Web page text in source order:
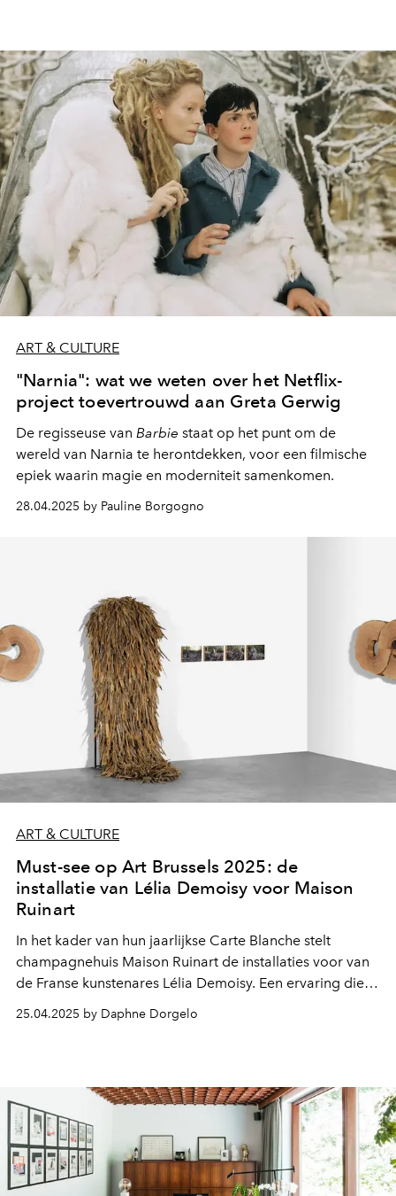
ART & CULTURE
"Narnia": wat we weten over het Netflix-
project toevertrouwd aan Greta Gerwig
De regisseuse van Barbie staat op het punt om de
wereld van Narnia te herontdekken, voor een filmische
epiek waarin magie en moderniteit samenkomen.
28.04.2025 by Pauline Borgogno
ART & CULTURE
Must-see op Art Brussels 2025: de
installatie van Lélia Demoisy voor Maison
Ruinart
In het kader van hun jaarlijkse Carte Blanche stelt
champagnehuis Maison Ruinart de installaties voor van
de Franse kunstenares Lélia Demoisy. Een ervaring die je
bewust maakt van de verborgen systemen en
verbondenheid in de natuur.
25.04.2025 by Daphne Dorgelo